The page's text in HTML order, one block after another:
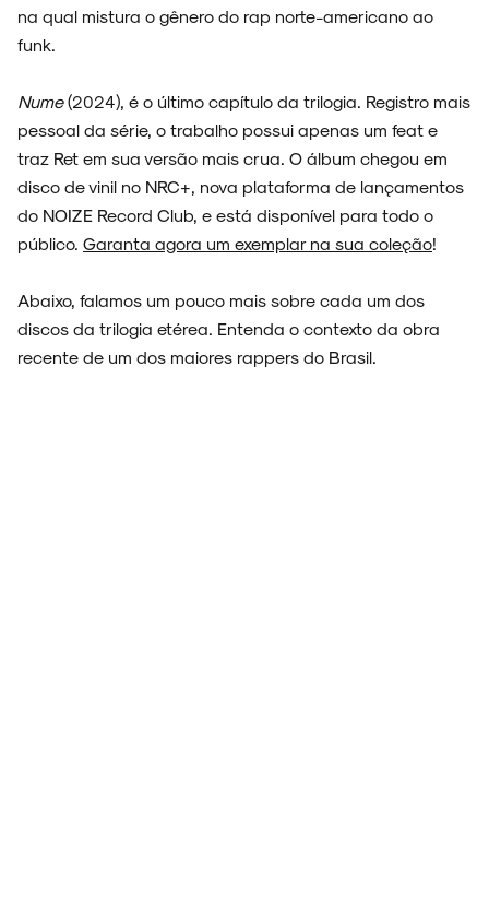
ARQUIVO
ESPECIAIS
na qual mistura o gênero do rap norte-americano ao
funk.
Nume(2024), é o último capítulo da trilogia. Registro mais
pessoal da série, o trabalho possui apenas um feat e
traz Ret em sua versão mais crua. O álbum chegou em
disco de vinil no NRC+, nova plataforma de lançamentos
do NOIZE Record Club, e está disponível para todo o
público. Garanta agora um exemplar na sua coleção!
Abaixo, falamos um pouco mais sobre cada um dos
discos da trilogia etérea. Entenda o contexto da obra
recente de um dos maiores rappers do Brasil.